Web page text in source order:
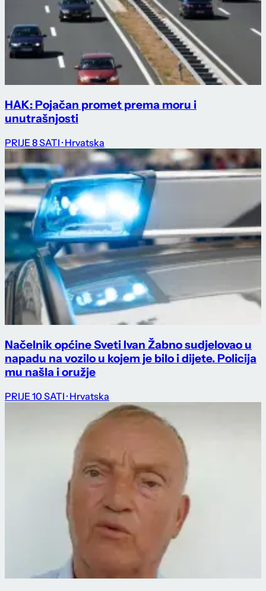
HAK: Pojačan promet prema moru i
unutrašnjosti
PRIJE 8 SATI · Hrvatska
Načelnik općine Sveti Ivan Žabno sudjelovao u
napadu na vozilo u kojem je bilo i dijete. Policija
mu našla i oružje
PRIJE 10 SATI · Hrvatska